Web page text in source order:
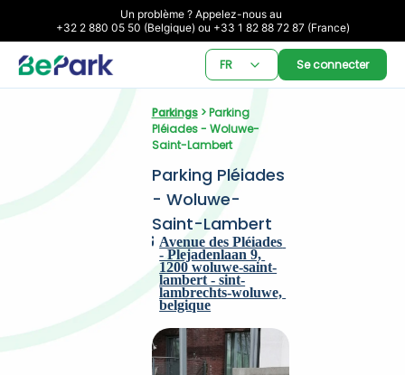
Un problème ? Appelez-nous au
+32 2 880 05 50 (Belgique) ou +33 1 82 88 72 87 (France)
FR Se connecter
Parkings > Parking
Pléiades - Woluwe-
Saint-Lambert
Parking Pléiades
- Woluwe-
Saint-Lambert
Avenue des Pléiades
- Plejadenlaan 9,
1200 woluwe-saint-
lambert - sint-
lambrechts-woluwe,
belgique